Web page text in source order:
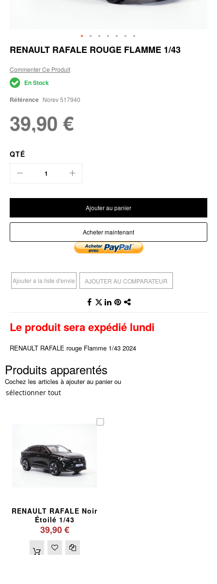
Skip
to
beginning
of
the
images
gallery
RENAULT RAFALE ROUGE FLAMME 1/43
Commenter Ce Produit
En Stock
Référence Norev 517940
39,90 €
QTÉ
Ajouter au panier
Acheter maintenant
Ajouter a la liste d'envie AJOUTER AU COMPARATEUR
Le produit sera expédié lundi
RENAULT RAFALE rouge Flamme 1/43 2024
Produits apparentés
Cochez les articles à ajouter au panier ou
sélectionner tout
RENAULT RAFALE Noir
Étoilé 1/43
39,90 €